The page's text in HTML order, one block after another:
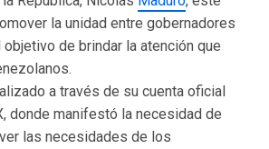
la unidad entre gobernadores
de brindar la atención que
a través de su cuenta oficial
donde manifestó la necesidad de
las necesidades de los